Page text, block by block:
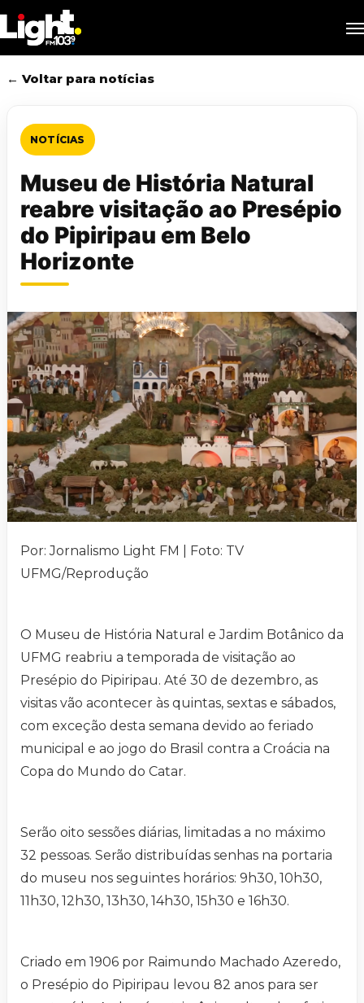
to
main
content
← Voltar para notícias
NOTÍCIAS
Museu de História Natural
reabre visitação ao Presépio
do Pipiripau em Belo
Horizonte
Por: Jornalismo Light FM | Foto: TV
UFMG/Reprodução
O Museu de História Natural e Jardim Botânico da
UFMG reabriu a temporada de visitação ao
Presépio do Pipiripau. Até 30 de dezembro, as
visitas vão acontecer às quintas, sextas e sábados,
com exceção desta semana devido ao feriado
municipal e ao jogo do Brasil contra a Croácia na
Copa do Mundo do Catar.
Serão oito sessões diárias, limitadas a no máximo
32 pessoas. Serão distribuídas senhas na portaria
do museu nos seguintes horários: 9h30, 10h30,
11h30, 12h30, 13h30, 14h30, 15h30 e 16h30.
Criado em 1906 por Raimundo Machado Azeredo,
o Presépio do Pipiripau levou 82 anos para ser